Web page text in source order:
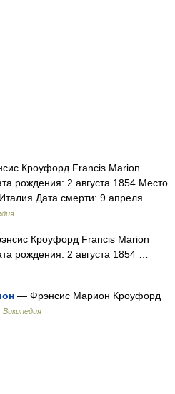
Кроуфорд Francis Marion
рождения: 2 августа 1854 Место
Дата смерти: 9 апреля
Кроуфорд Francis Marion
рождения: 2 августа 1854 …
— Фрэнсис Марион Кроуфорд
Википедия